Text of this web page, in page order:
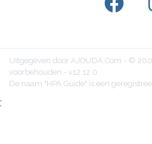
Uitgegeven door AJOUDA.Com - ©
voorbehouden - v12.12.0
De naam "HPA Guide" is een
;